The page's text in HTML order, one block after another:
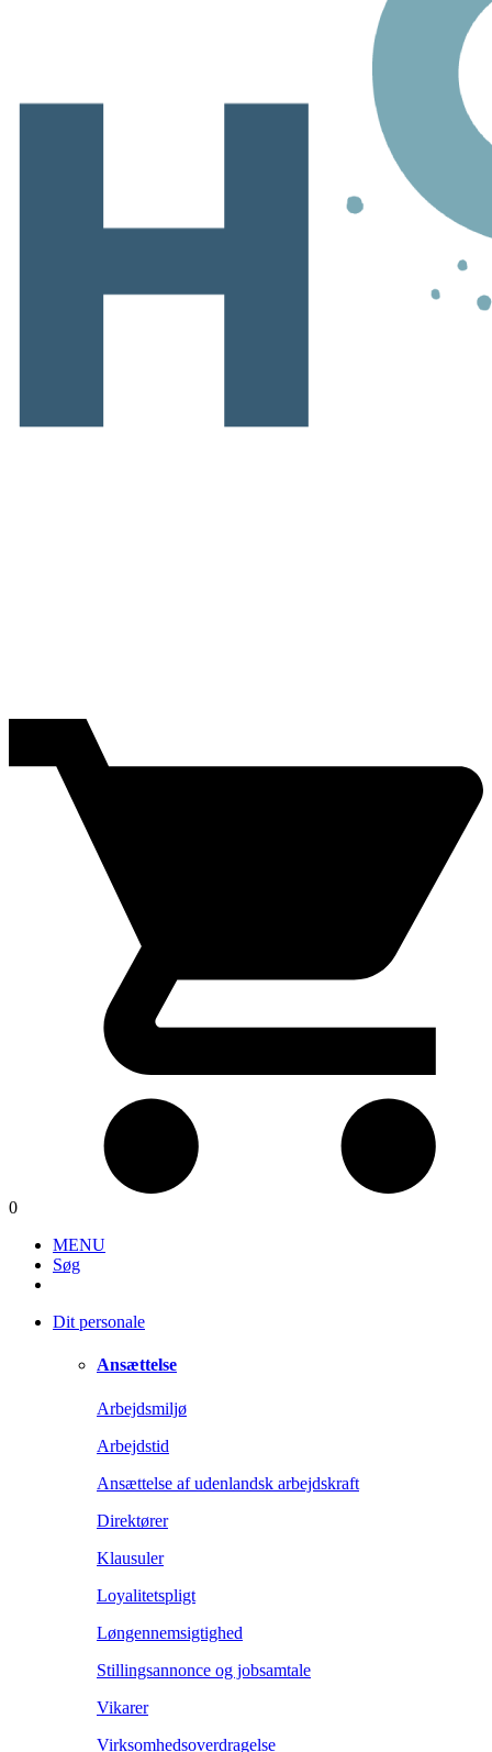
0
MENU
Søg
Dit personale
Ansættelse
Arbejdsmiljø
Arbejdstid
Ansættelse af udenlandsk arbejdskraft
Direktører
Klausuler
Loyalitetspligt
Løngennemsigtighed
Stillingsannonce og jobsamtale
Vikarer
Virksomhedsoverdragelse